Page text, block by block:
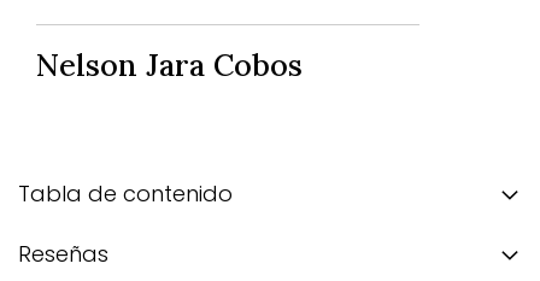
Nelson Jara Cobos
Tabla de contenido
Reseñas